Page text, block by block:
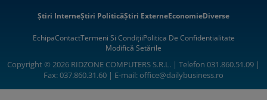
Știri InterneȘtiri PoliticăȘtiri ExterneEconomieDiverse
EchipaContactTermeni Si CondițiiPolitica De Confidentialitate
Modifică Setările
Copyright © 2026 RIDZONE COMPUTERS S.R.L. | Telefon 031.860.51.09 |
Fax: 037.860.31.60 | E-mail:office@dailybusiness.ro